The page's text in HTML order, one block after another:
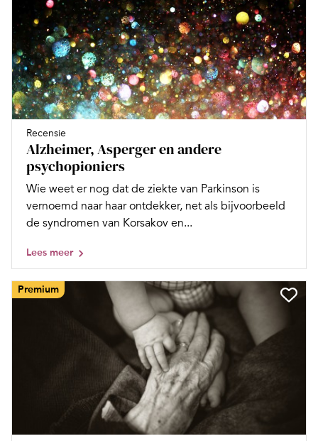
Recensie
Alzheimer, Asperger en andere
psychopioniers
Wie weet er nog dat de ziekte van Parkinson is
vernoemd naar haar ontdekker, net als bijvoorbeeld
de syndromen van Korsakov en...
Lees meer
Premium